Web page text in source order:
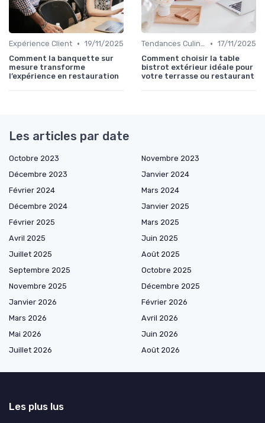
Expérience Client • 19/11/2025
Comment la banquette sur
mesure transforme
l’expérience en restauration
Tendances Culinaire • 17/11/2025
Comment choisir la table
bistrot extérieur idéale pour
votre terrasse ou restaurant
Les articles par date
Octobre 2023
Novembre 2023
Décembre 2023
Janvier 2024
Février 2024
Mars 2024
Décembre 2024
Janvier 2025
Février 2025
Mars 2025
Avril 2025
Juin 2025
Juillet 2025
Août 2025
Septembre 2025
Octobre 2025
Novembre 2025
Décembre 2025
Janvier 2026
Février 2026
Mars 2026
Avril 2026
Mai 2026
Juin 2026
Juillet 2026
Août 2026
Les plus lus